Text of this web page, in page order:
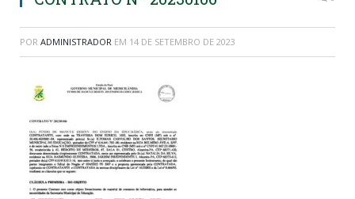
POR ADMINISTRADOR EM 14 DE SETEMBRO DE 2023